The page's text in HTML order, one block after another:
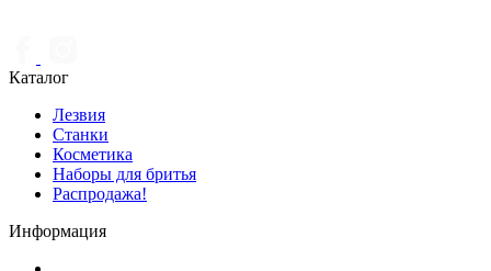
Каталог
Лезвия
Станки
Косметика
Наборы для бритья
Распродажа!
Информация